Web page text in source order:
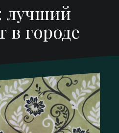
лучший
в городе